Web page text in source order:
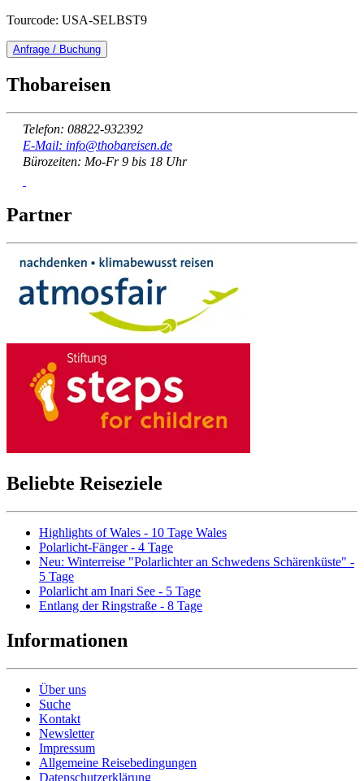
Tourcode: USA-SELBST9
Anfrage / Buchung
Thobareisen
Telefon: 08822-932392
E-Mail: info@thobareisen.de
Bürozeiten: Mo-Fr 9 bis 18 Uhr
Partner
Beliebte Reiseziele
Highlights of Wales - 10 Tage Wales
Polarlicht-Fänger - 4 Tage
Neu: Winterreise "Polarlichter an Schwedens Schärenküste" -
5 Tage
Polarlicht am Inari See - 5 Tage
Entlang der Ringstraße - 8 Tage
Informationen
Über uns
Suche
Kontakt
Newsletter
Impressum
Allgemeine Reisebedingungen
Datenschutzerklärung